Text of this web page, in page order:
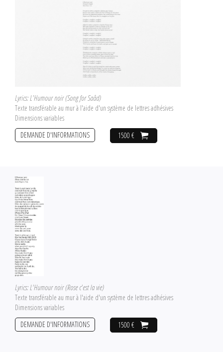
Lyrics: L'Humour noir (Song for Saâd)
Texte transférable au mur à l'aide d'un système de lettres adhésives
Dimensions variables
1500 €
DEMANDE D'INFORMATIONS
Lyrics: L'Humour noir (Rose c'est la vie)
Texte transférable au mur à l'aide d'un système de lettres adhésives
Dimensions variables
1500 €
DEMANDE D'INFORMATIONS